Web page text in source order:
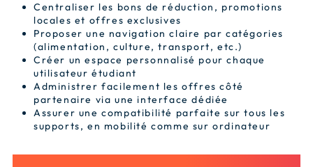
Centraliser les bons de réduction, promotions
locales et offres exclusives
Proposer une navigation claire par catégories
(alimentation, culture, transport, etc.)
Créer un espace personnalisé pour chaque
utilisateur étudiant
Administrer facilement les offres côté
partenaire via une interface dédiée
Assurer une compatibilité parfaite sur tous les
supports, en mobilité comme sur ordinateur